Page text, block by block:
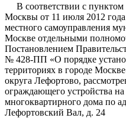
В соответствии с пунктом
Москвы от 11 июля 2012
местного самоуправления
Москве отдельными
Постановлением
№ 428-ПП «О порядке
территориях в городе
округа Лефортово,
ограждающего устройства
многоквартирного дома по
Лефортовский Вал, д. 24